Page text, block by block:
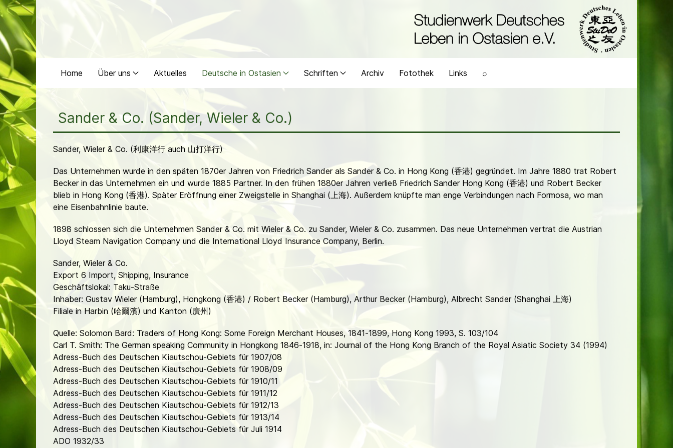
Home Über uns Aktuelles Deutsche in Ostasien Schriften Archiv Fotothek Links ⌕
Sander & Co. (Sander, Wieler & Co.)
Sander, Wieler & Co. (利康洋行 auch 山打洋行)
Das Unternehmen wurde in den späten 1870er Jahren von Friedrich Sander als Sander & Co. in Hong Kong (香港) gegründet. Im Jahre 1880 trat Robert
Becker in das Unternehmen ein und wurde 1885 Partner. In den frühen 1880er Jahren verließ Friedrich Sander Hong Kong (香港) und Robert Becker
blieb in Hong Kong (香港). Später Eröffnung einer Zweigstelle in Shanghai (上海). Außerdem knüpfte man enge Verbindungen nach Formosa, wo man
eine Eisenbahnlinie baute.
1898 schlossen sich die Unternehmen Sander & Co. mit Wieler & Co. zu Sander, Wieler & Co. zusammen. Das neue Unternehmen vertrat die Austrian
Lloyd Steam Navigation Company und die International Lloyd Insurance Company, Berlin.
Sander, Wieler & Co.
Export 6 Import, Shipping, Insurance
Geschäftslokal: Taku-Straße
Inhaber: Gustav Wieler (Hamburg), Hongkong (香港) / Robert Becker (Hamburg), Arthur Becker (Hamburg), Albrecht Sander (Shanghai 上海)
Filiale in Harbin (哈爾濱) und Kanton (廣州)
Quelle: Solomon Bard: Traders of Hong Kong: Some Foreign Merchant Houses, 1841-1899, Hong Kong 1993, S. 103/104
Carl T. Smith: The German speaking Community in Hongkong 1846-1918, in: Journal of the Hong Kong Branch of the Royal Asiatic Society 34 (1994)
Adress-Buch des Deutschen Kiautschou-Gebiets für 1907/08
Adress-Buch des Deutschen Kiautschou-Gebiets für 1908/09
Adress-Buch des Deutschen Kiautschou-Gebiets für 1910/11
Adress-Buch des Deutschen Kiautschou-Gebiets für 1911/12
Adress-Buch des Deutschen Kiautschou-Gebiets für 1912/13
Adress-Buch des Deutschen Kiautschou-Gebiets für 1913/14
Adress-Buch des Deutschen Kiautschou-Gebiets für Juli 1914
ADO 1932/33